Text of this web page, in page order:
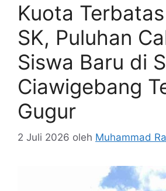
Kuota
SK, Puluhan
Siswa Baru di
Ciawigebang
Gugur
2 Juli 2026 oleh Muhammad